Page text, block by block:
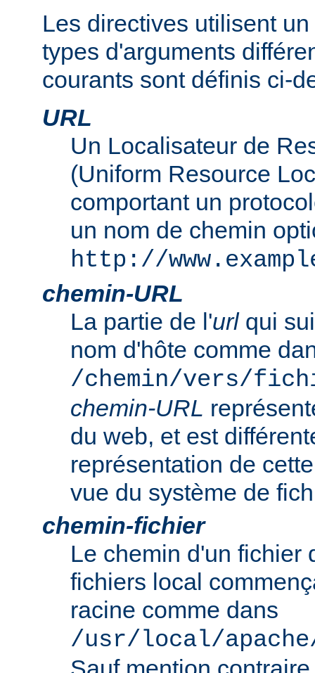
Les directives utilisent
types d'arguments
courants sont définis ci-
URL
Un Localisateur de
(Uniform Resource
comportant un
un nom de chemin
http://
chemin-URL
La partie de l'urlqui
nom d'hôte comme
/chemin/vers/
chemin-URL
du web, et est
représentation de
vue du système de
chemin-fichier
Le chemin d'un fichier
fichiers local
racine comme dans
/usr/local/